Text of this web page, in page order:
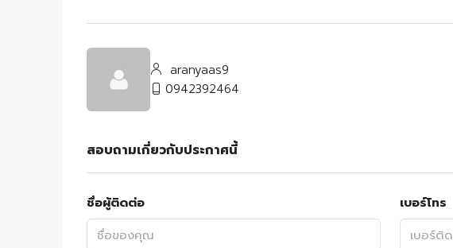
aranyaas9
0942392464
สอบถามเกี่ยวกับประกาศนี้
ชื่อผู้ติดต่อ เบอร์โทร